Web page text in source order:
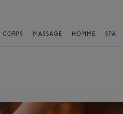
CORPS MASSAGE HOMME SPA